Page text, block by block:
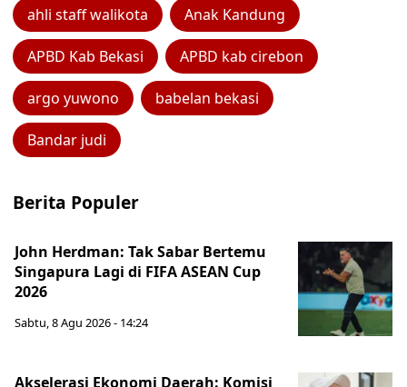
ahli staff walikota Anak Kandung
APBD Kab Bekasi APBD kab cirebon
argo yuwono babelan bekasi
Bandar judi
Berita Populer
John Herdman: Tak Sabar Bertemu
Singapura Lagi di FIFA ASEAN Cup
2026
Sabtu, 8 Agu 2026 - 14:24
Akselerasi Ekonomi Daerah: Komisi